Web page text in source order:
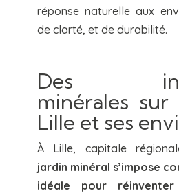
réponse naturelle aux
de clarté, et de durabilité.
Des
minérales sur
Lille et ses
À Lille, capitale
jardin minéral s’impose
idéale pour